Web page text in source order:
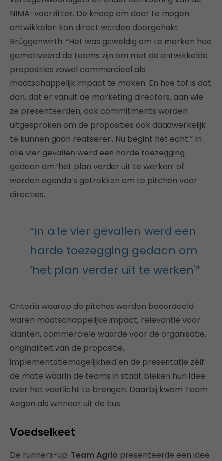
NIMA-voorzitter. De knoop om door te mogen
ontwikkelen kon direct worden doorgehakt.
Brüggenwirth: “Het was geweldig om te merken hoe
gemotiveerd de teams zijn om met de ontwikkelde
proposities zowel commercieel als
maatschappelijk impact te maken. En hoe tof is dat
dan, dat er vanuit de marketing directors, aan wie
ze presenteerden, ook commitments worden
uitgesproken om de proposities ook daadwerkelijk
te kunnen gaan realiseren. Nu begint het echt.” In
alle vier gevallen werd een harde toezegging
gedaan om ‘het plan verder uit te werken’ of
werden agenda’s getrokken om te pitchen voor
directies.
“In alle vier gevallen werd een
harde toezegging gedaan om
‘het plan verder uit te werken'”
Criteria waarop de pitches werden beoordeeld
waren maatschappelijke impact, relevantie voor
klanten, commerciele waarde voor de organisatie,
originaliteit van de propositie,
implementatiemogelijkheid en de presentatie zélf:
de mate waarin de teams in staat bleken hun idee
over het voetlicht te brengen. Daarbij kwam Team
Aegon als winnaar uit de bus.
Voedselkeet
De runners-up: Team Agrio presenteerde een idee